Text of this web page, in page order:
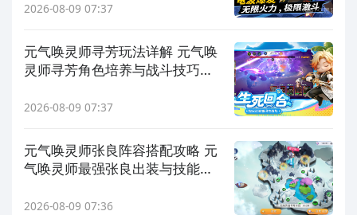
2026-08-09 07:37
元气唤灵师寻芳玩法详解 元气唤
灵师寻芳角色培养与战斗技巧全
2026-08-09 07:37
元气唤灵师张良阵容搭配攻略 元
气唤灵师最强张良出装与技能连
2026-08-09 07:36